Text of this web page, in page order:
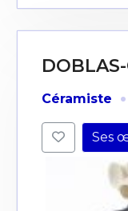
Céramiste ·
Ses